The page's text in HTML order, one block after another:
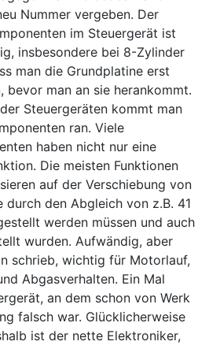
Nummer vergeben. Der
im Steuergerät ist
insbesondere bei 8-Zylinder
man die Grundplatine erst
bevor man an sie herankommt.
Steuergeräten kommt man
ran. Viele
haben nicht nur eine
Die meisten Funktionen
auf der Verschiebung von
durch den Abgleich von z.B. 41
werden müssen und auch
wurden. Aufwändig, aber
schrieb, wichtig für Motorlauf,
Abgasverhalten. Ein Mal
an dem schon von Werk
falsch war. Glücklicherweise
ist der nette Elektroniker,